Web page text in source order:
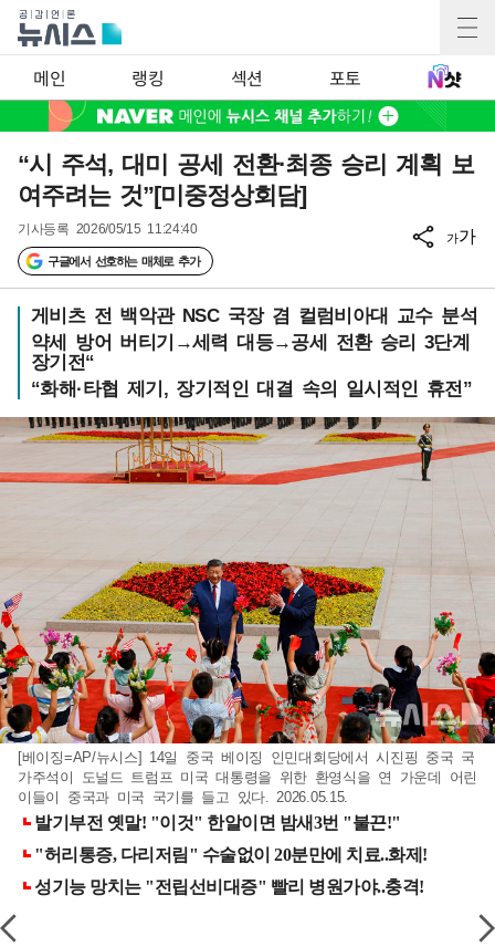
메인 랭킹 섹션 포토
“시 주석, 대미 공세 전환·최종 승리 계획 보
여주려는 것”[미중정상회담]
기사등록 2026/05/15 11:24:40
구글에서 선호하는 매체로 추가
가가
게비츠 전 백악관 NSC 국장 겸 컬럼비아대 교수 분석
약세 방어 버티기→세력 대등→공세 전환 승리 3단계
장기전“
“화해·타협 제기, 장기적인 대결 속의 일시적인 휴전”
[베이징=AP/뉴시스] 14일 중국 베이징 인민대회당에서 시진핑 중국 국
가주석이 도널드 트럼프 미국 대통령을 위한 환영식을 연 가운데 어린
이들이 중국과 미국 국기를 들고 있다. 2026.05.15.